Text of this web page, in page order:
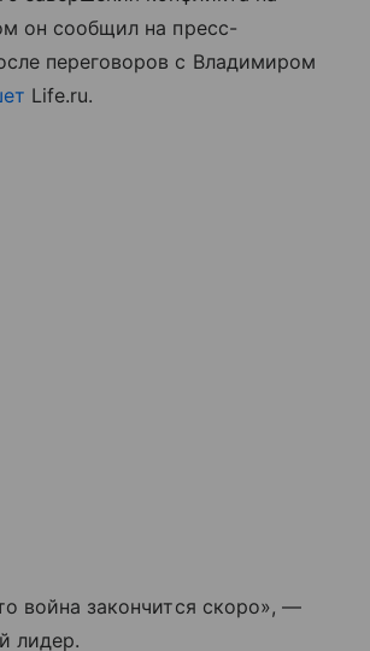
он сообщил на пресс-
переговоров с Владимиром
Life.ru.
война закончится скоро», —
лидер.